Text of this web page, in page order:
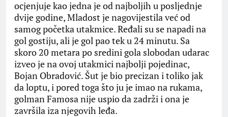
ocjenjuje kao jedna je od najboljih u posljednje
dvije godine, Mladost je nagovijestila već od
samog početka utakmice. Ređali su se napadi na
gol gostiju, ali je gol pao tek u 24 minutu. Sa
skoro 20 metara po sredini gola slobodan udarac
izveo je na ovoj utakmici najbolji pojedinac,
Bojan Obradović. Šut je bio precizan i toliko jak
da loptu, i pored toga što ju je imao na rukama,
golman Famosa nije uspio da zadrži i ona je
završila iza njegovih leđa.